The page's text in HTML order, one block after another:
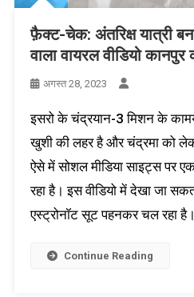
फ़ैक्ट-चेक: अंतरिक्ष यात्री
वाला वायरल वीडियो
अगस्त 28, 2023
इसरो के चंद्रयान-3 मिशन के
खुशी की लहर है और चंद्रमा को
ऐसे में सोशल मीडिया साइट्स पर
रहा है। इस वीडियो में देखा जा
एस्ट्रोनॉट सूट पहनकर चल रहा
Continue Reading